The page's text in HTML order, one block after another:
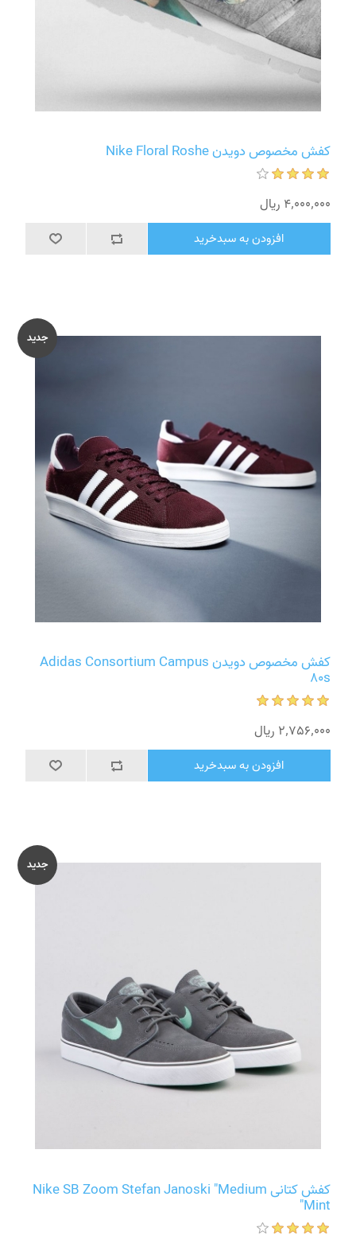
کفش مخصوص دویدن Nike Floral Roshe
4٬000٬000 ریال
افزودن به سبدخرید
جدید
کفش مخصوص دویدن Adidas Consortium Campus
80s
2٬756٬000 ریال
افزودن به سبدخرید
جدید
کفش کتانی Nike SB Zoom Stefan Janoski "Medium
Mint"